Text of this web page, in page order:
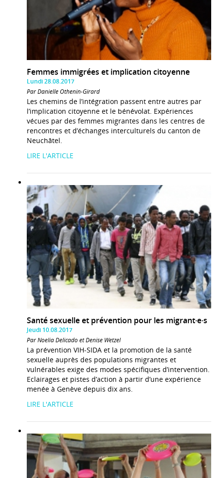
Femmes immigrées et implication citoyenne
Lundi 28.08.2017
Par Danielle Othenin-Girard
Les chemins de l’intégration passent entre autres par
l’implication citoyenne et le bénévolat. Expériences
vécues par des femmes migrantes dans les centres de
rencontres et d’échanges interculturels du canton de
Neuchâtel.
LIRE L'ARTICLE
Santé sexuelle et prévention pour les migrant·e·s
Jeudi 10.08.2017
Par Noelia Delicado et Denise Wetzel
La prévention VIH-SIDA et la promotion de la santé
sexuelle auprès des populations migrantes et
vulnérables exige des modes spécifiques d’intervention.
Eclairages et pistes d’action à partir d’une expérience
menée à Genève depuis dix ans.
LIRE L'ARTICLE